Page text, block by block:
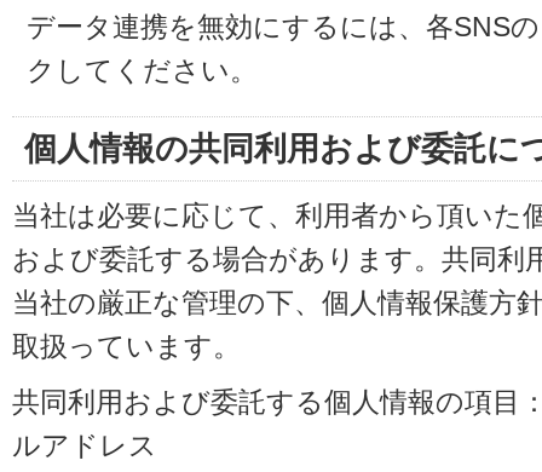
データ連携を無効にするには、各SNS
クしてください。
個人情報の共同利用および委託に
当社は必要に応じて、利用者から頂いた
および委託する場合があります。共同利
当社の厳正な管理の下、個人情報保護方
取扱っています。
共同利用および委託する個人情報の項目
ルアドレス